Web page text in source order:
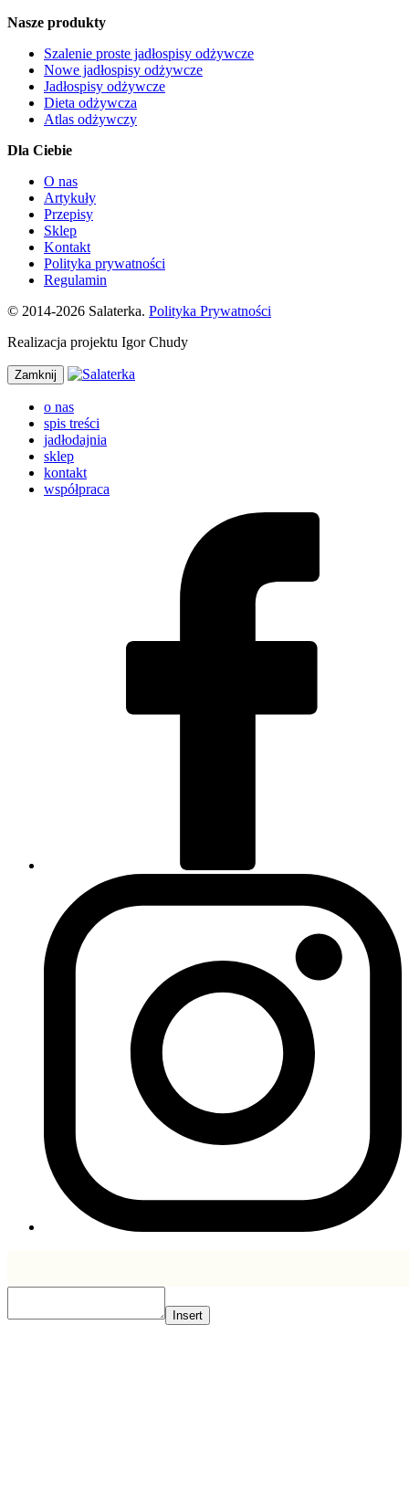
Nasze produkty
Szalenie proste jadłospisy odżywcze
Nowe jadłospisy odżywcze
Jadłospisy odżywcze
Dieta odżywcza
Atlas odżywczy
Dla Ciebie
O nas
Artykuły
Przepisy
Sklep
Kontakt
Polityka prywatności
Regulamin
© 2014-2026 Salaterka. Polityka Prywatności
Realizacja projektu Igor Chudy
Zamknij
o nas
spis treści
jadłodajnia
sklep
kontakt
współpraca
Insert